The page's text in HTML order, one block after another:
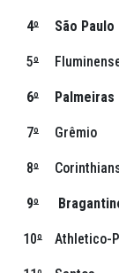
4º São Paulo
5º
6º Palmeiras
7º Grêmio
8º
9º
10º Athletico-